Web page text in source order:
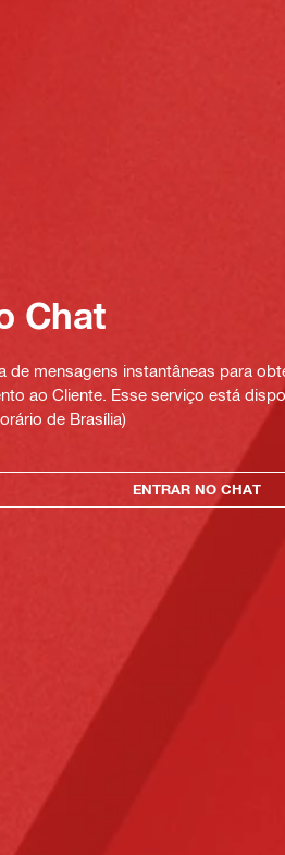
Chat
de mensagens instantâneas para
ao Cliente. Esse serviço está
de Brasília)
ENTRAR NO CHAT